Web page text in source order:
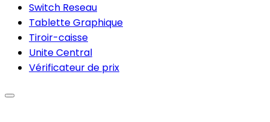
Switch Reseau
Tablette Graphique
Tiroir-caisse
Unite Central
Vérificateur de prix